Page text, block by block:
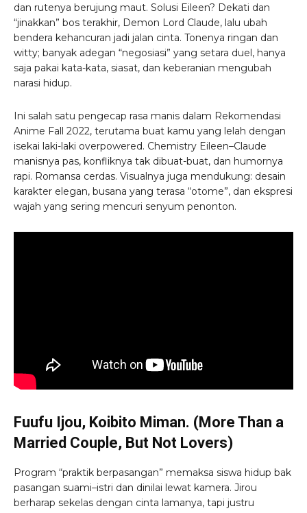
dan rutenya berujung maut. Solusi Eileen? Dekati dan
“jinakkan” bos terakhir, Demon Lord Claude, lalu ubah
bendera kehancuran jadi jalan cinta. Tonenya ringan dan
witty; banyak adegan “negosiasi” yang setara duel, hanya
saja pakai kata-kata, siasat, dan keberanian mengubah
narasi hidup.
Ini salah satu pengecap rasa manis dalam Rekomendasi
Anime Fall 2022, terutama buat kamu yang lelah dengan
isekai laki-laki overpowered. Chemistry Eileen–Claude
manisnya pas, konfliknya tak dibuat-buat, dan humornya
rapi. Romansa cerdas. Visualnya juga mendukung: desain
karakter elegan, busana yang terasa “otome”, dan ekspresi
wajah yang sering mencuri senyum penonton.
Fuufu Ijou, Koibito Miman. (More Than a
Married Couple, But Not Lovers)
Program “praktik berpasangan” memaksa siswa hidup bak
pasangan suami–istri dan dinilai lewat kamera. Jirou
berharap sekelas dengan cinta lamanya, tapi justru